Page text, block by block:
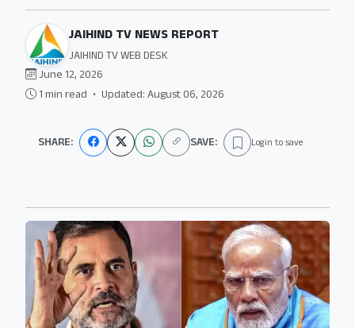
JAIHIND TV NEWS REPORT
JAIHIND TV WEB DESK
June 12, 2026
1 min read • Updated: August 06, 2026
SHARE: SAVE: Login to save